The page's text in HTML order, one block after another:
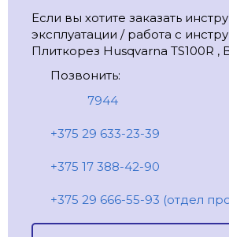
Если вы хотите заказать
эксплуатации / работа с
Плиткорез Husqvarna TS100R ,
Позвонить:
7944
+375 29 633-23-39
+375 17 388-42-90
+375 29 666-55-93 (отдел